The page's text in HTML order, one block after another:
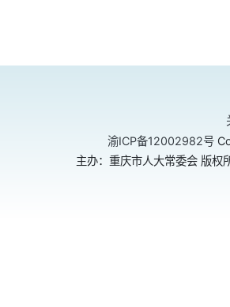
渝ICP备12002982号
主办：重庆市人大常委会 版